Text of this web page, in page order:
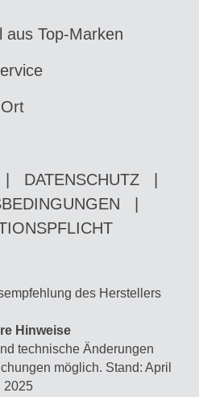
aus Top-Marken
DATENSCHUTZ
des Herstellers
Hinweise
technische Änderungen
möglich. Stand: April
2025